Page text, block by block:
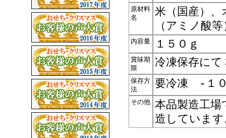
原材料
名
米（国産）、
（アミノ酸等
内容量 １５０ｇ
賞味期
限
冷凍保存にて
保存方
法
要冷凍 -１
その他
本品製造工
造しています